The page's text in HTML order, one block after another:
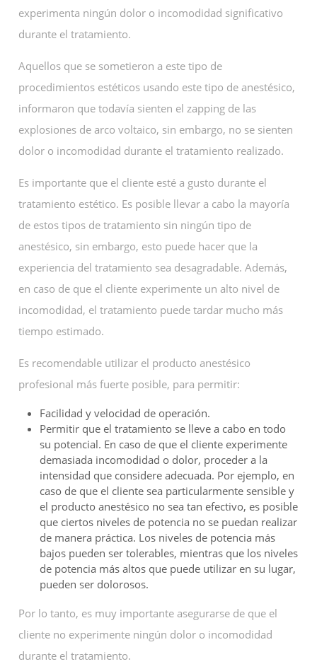
experimenta ningún dolor o incomodidad significativo
durante el tratamiento.
Aquellos que se sometieron a este tipo de
procedimientos estéticos usando este tipo de anestésico,
informaron que todavía sienten el zapping de las
explosiones de arco voltaico, sin embargo, no se sienten
dolor o incomodidad durante el tratamiento realizado.
Es importante que el cliente esté a gusto durante el
tratamiento estético. Es posible llevar a cabo la mayoría
de estos tipos de tratamiento sin ningún tipo de
anestésico, sin embargo, esto puede hacer que la
experiencia del tratamiento sea desagradable. Además,
en caso de que el cliente experimente un alto nivel de
incomodidad, el tratamiento puede tardar mucho más
tiempo estimado.
Es recomendable utilizar el producto anestésico
profesional más fuerte posible, para permitir:
Facilidad y velocidad de operación.
Permitir que el tratamiento se lleve a cabo en todo
su potencial. En caso de que el cliente experimente
demasiada incomodidad o dolor, proceder a la
intensidad que considere adecuada. Por ejemplo, en
caso de que el cliente sea particularmente sensible y
el producto anestésico no sea tan efectivo, es posible
que ciertos niveles de potencia no se puedan realizar
de manera práctica. Los niveles de potencia más
bajos pueden ser tolerables, mientras que los niveles
de potencia más altos que puede utilizar en su lugar,
pueden ser dolorosos.
Por lo tanto, es muy importante asegurarse de que el
cliente no experimente ningún dolor o incomodidad
durante el tratamiento.